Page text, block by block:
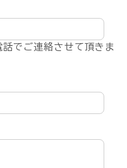
でご連絡させて頂きま